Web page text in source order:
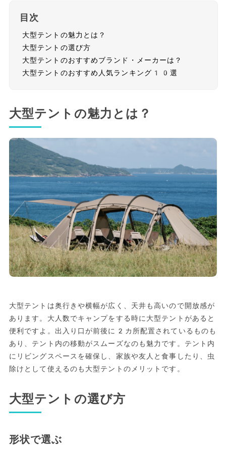
目次
大型テントの魅力とは？
大型テントの選び方
大型テントのおすすめブランド・メーカーは？
大型テントのおすすめ人気ランキング10選
大型テントの魅力とは？
大型テントは奥行きや横幅が広く、天井も高いので開放感が
あります。大人数でキャンプをする時に大型テントがあると
便利ですよ。出入り口が前後に2カ所配置されているものも
あり、テント内の移動がスムーズなのも魅力です。テント内
にリビングスペースを確保し、家族や友人と食事したり、虫
除けとして使えるのも大型テントのメリットです。
大型テントの選び方
形状で選ぶ